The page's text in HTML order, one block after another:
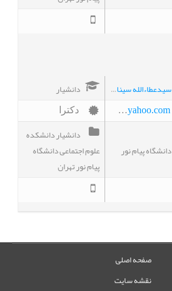
سیدعطاءالله سینائی دانشیار
sinaee_sa@yahoo.com دکترا
دانشگاه پیام نور
دانشیار دانشکده
علوم اجتماعی دانشگاه
پیام نور تهران
صفحه اصلی
نقشه سایت